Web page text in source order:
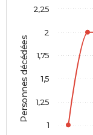
Personnes décédées
1
1,25
1,5
1,75
2
2,25